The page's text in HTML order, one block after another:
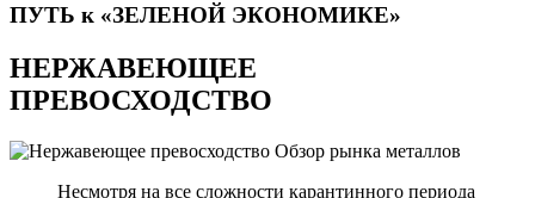
ПУТЬ к «ЗЕЛЕНОЙ ЭКОНОМИКЕ»
НЕРЖАВЕЮЩЕЕ
ПРЕВОСХОДСТВО
Обзор рынка металлов
Несмотря на все сложности карантинного периода